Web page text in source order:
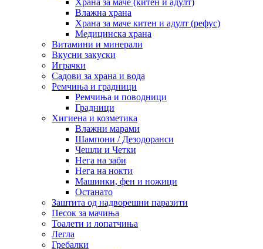
Храна за маче (китен и адулт)
Влажна храна
Храна за маче китен и адулт (рефус)
Медицинска храна
Витамини и минерали
Вкусни закуски
Играчки
Садови за храна и вода
Ремчиња и градници
Ремчиња и поводници
Градници
Хигиена и козметика
Влажни марами
Шампони / Дезодоранси
Чешли и Четки
Нега на заби
Нега на нокти
Машинки, фен и ножици
Останато
Заштита од надворешни паразити
Песок за мачиња
Тоалети и лопатчиња
Легла
Гребалки